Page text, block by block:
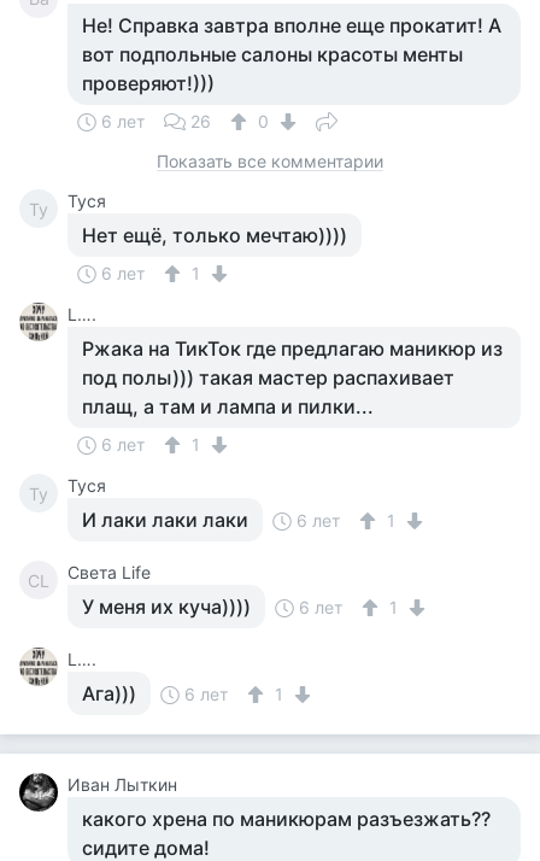
Не! Справка завтра вполне еще прокатит! А
вот подпольные салоны красоты менты
проверяют!)))
6 лет 26
0
Показать все комментарии
Ty Tycя
Нет ещё, только мечтаю))))
6 лет
1
L….
Ржака на ТикТок где предлагаю маникюр из
под полы))) такая мастер распахивает
плащ, а там и лампа и пилки...
6 лет 1
Ty Tycя
И лаки лаки лаки 6 лет 1
СL Света Life
У меня их куча)))) 6 лет 1
L….
Ага))) 6 лет 1
Иван Лыткин
какого хрена по маникюрам разъезжать??
сидите дома!